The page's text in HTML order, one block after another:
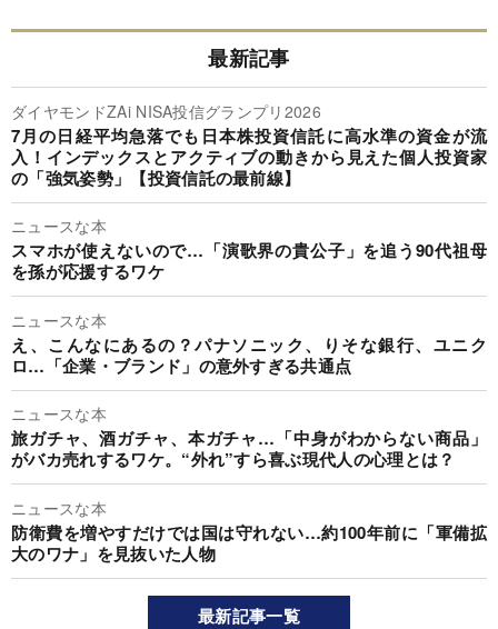
最新記事
ダイヤモンドZAi NISA投信グランプリ2026
7月の日経平均急落でも日本株投資信託に高水準の資金が流
入！インデックスとアクティブの動きから見えた個人投資家
の「強気姿勢」【投資信託の最前線】
ニュースな本
スマホが使えないので…「演歌界の貴公子」を追う90代祖母
を孫が応援するワケ
ニュースな本
え、こんなにあるの？パナソニック、りそな銀行、ユニク
ロ…「企業・ブランド」の意外すぎる共通点
ニュースな本
旅ガチャ、酒ガチャ、本ガチャ…「中身がわからない商品」
がバカ売れするワケ。“外れ”すら喜ぶ現代人の心理とは？
ニュースな本
防衛費を増やすだけでは国は守れない…約100年前に「軍備拡
大のワナ」を見抜いた人物
最新記事一覧